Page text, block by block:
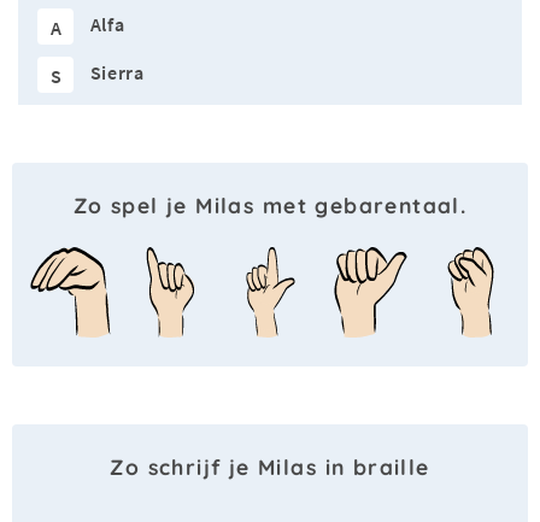
A Alfa
S Sierra
Zo spel je Milas met gebarentaal.
Zo schrijf je Milas in braille